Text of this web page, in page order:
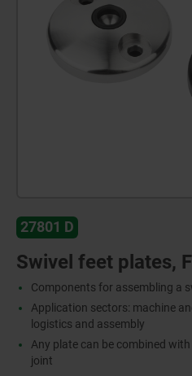
27801 D
Swivel feet plates,
Components for assembling a
Application sectors: machine
logistics and assembly
Any plate can be combined
joint